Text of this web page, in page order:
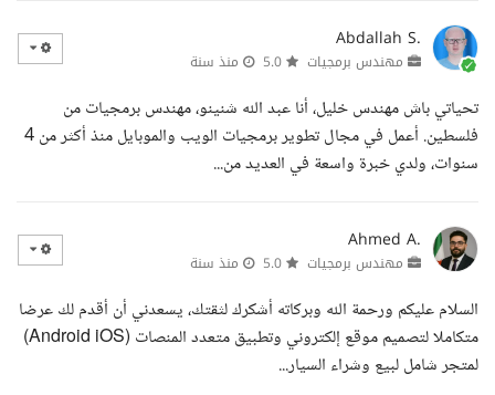
Abdallah S.
مهندس برمجيات منذ سنة
تحياتي باش مهندس خليل، أنا عبد الله شنينو، مهندس برمجيات من
فلسطين. أعمل في مجال تطوير برمجيات الويب والموبايل منذ أكثر من 4
سنوات، ولدي خبرة واسعة في العديد من...
Ahmed A.
مهندس برمجيات منذ سنة
السلام عليكم ورحمة الله وبركاته أشكرك لثقتك، يسعدني أن أقدم لك عرضا
متكاملا لتصميم موقع إلكتروني وتطبيق متعدد المنصات (Android iOS)
لمتجر شامل لبيع وشراء السيار...